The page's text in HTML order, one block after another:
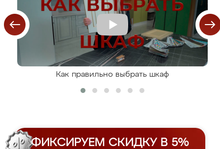
Как правильно выбрать шкаф
ФИКСИРУЕМ СКИДКУ В 5%